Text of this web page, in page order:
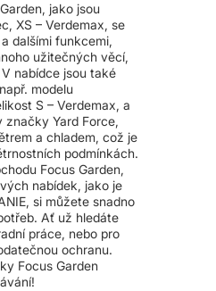
jako jsou
XS – Verdemax, se
dalšími funkcemi,
užitečných věcí,
nabídce jsou také
modelu
S – Verdemax, a
Yard Force,
a chladem, což je
podmínkách.
Focus Garden,
nabídek, jako je
si můžete snadno
Ať už hledáte
práce, nebo pro
ochranu.
Focus Garden